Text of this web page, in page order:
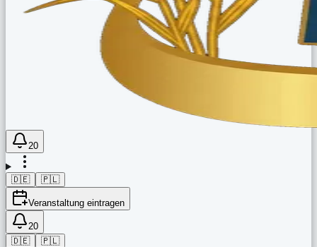
20
🇩🇪 🇵🇱
Veranstaltung eintragen
20
🇩🇪
🇵🇱